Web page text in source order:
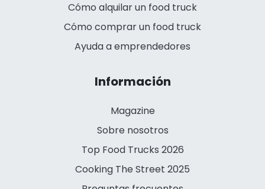
Cómo alquilar un food truck
Cómo comprar un food truck
Ayuda a emprendedores
Información
Magazine
Sobre nosotros
Top Food Trucks 2026
Cooking The Street 2025